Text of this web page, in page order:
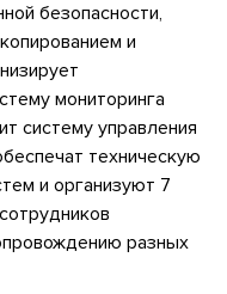
безопасности,
и
мониторинга
систему управления
техническую
и организуют 7
разных